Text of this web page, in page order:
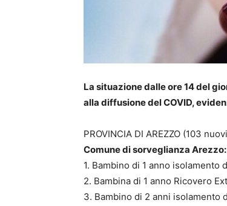
La situazione dalle ore 14 del
alla diffusione del COVID,
PROVINCIA DI AREZZO (103
Comune di sorveglianza Arezzo:
1. Bambino di 1 anno isolamento
2. Bambina di 1 anno Ricovero
3. Bambino di 2 anni isolamento